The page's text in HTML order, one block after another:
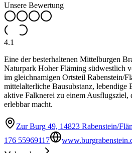
Unsere Bewertung
4.1
Eine der besterhaltenen Mittelburgen
Naturpark Hoher Fläming südwestlich
im gleichnamigen Ortsteil Rabenstein/
mittelalterliche Bausubstanz, lebendige
aktive Falknerei zu einem Ausflugsziel,
erlebbar macht.
Zur Burg 49, 14823 Rabenstein/
176 55969117